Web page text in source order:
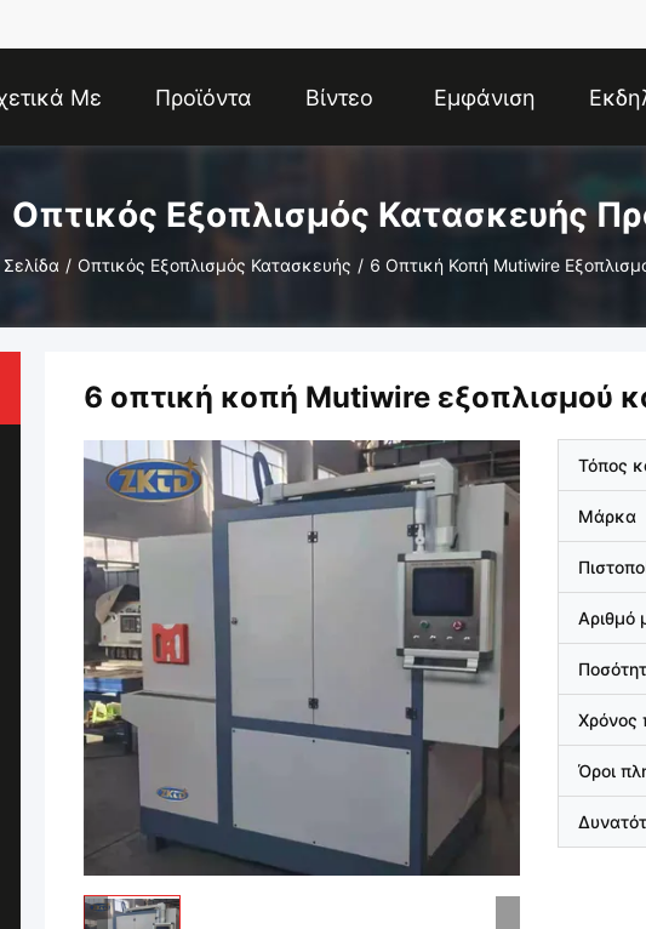
Με Προϊόντα Βίντεο Εμφάνιση
Οπτικός Εξοπλισμός Κατασκευής
/ Οπτικός Εξοπλισμός Κατασκευής / 6 Οπτική Κοπή Mutiwire
6 οπτική κοπή Mutiwire εξοπλισμού
Τόπος
Μάρκα
Αριθμό
Χρόνος
Όροι